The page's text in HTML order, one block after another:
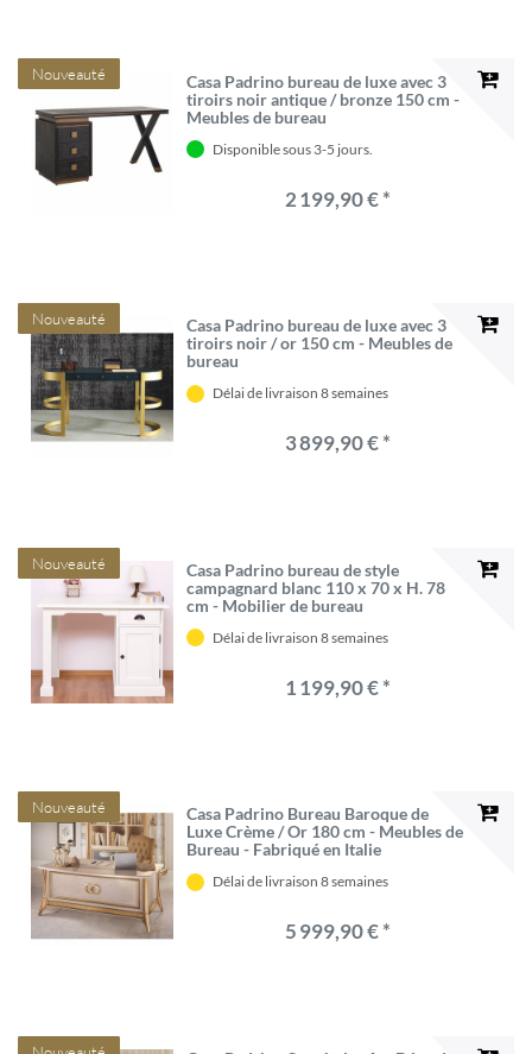
Nouveauté
Casa Padrino bureau de luxe avec 3
tiroirs noir antique / bronze 150 cm -
Meubles de bureau
Disponible sous 3-5 jours.
2 199,90 € *
Nouveauté
Casa Padrino bureau de luxe avec 3
tiroirs noir / or 150 cm - Meubles de
bureau
Délai de livraison 8 semaines
3 899,90 € *
Nouveauté
Casa Padrino bureau de style
campagnard blanc 110 x 70 x H. 78
cm - Mobilier de bureau
Délai de livraison 8 semaines
1 199,90 € *
Nouveauté
Casa Padrino Bureau Baroque de
Luxe Crème / Or 180 cm - Meubles de
Bureau - Fabriqué en Italie
Délai de livraison 8 semaines
5 999,90 € *